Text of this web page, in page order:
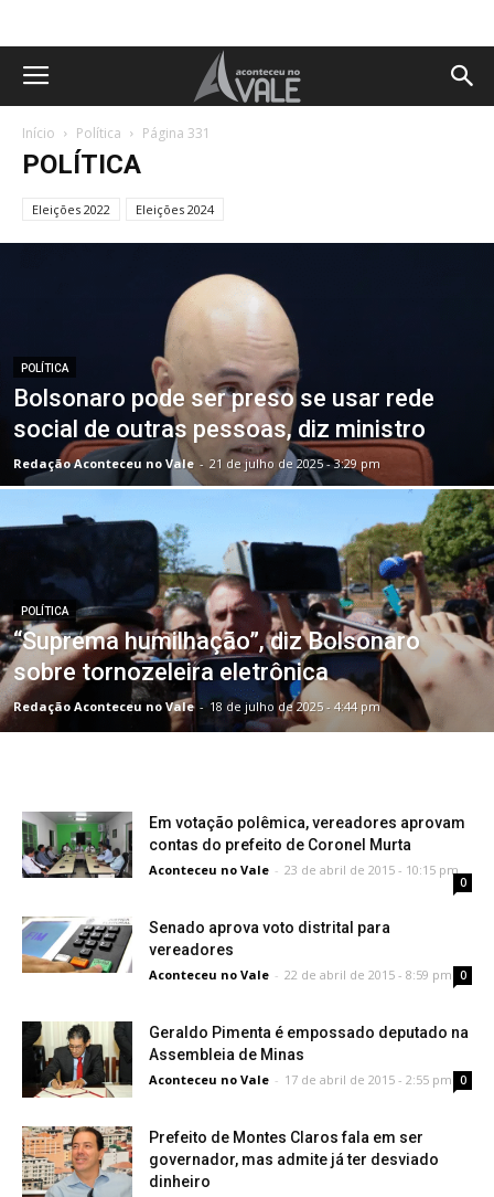
Início Política Página 331
POLÍTICA
Eleições 2022 Eleições 2024
POLÍTICA
Bolsonaro pode ser preso se usar rede
social de outras pessoas, diz ministro
Redação Aconteceu no Vale - 21 de julho de 2025 - 3:29 pm
POLÍTICA
“Suprema humilhação”, diz Bolsonaro
sobre tornozeleira eletrônica
Redação Aconteceu no Vale - 18 de julho de 2025 - 4:44 pm
Em votação polêmica, vereadores aprovam
contas do prefeito de Coronel Murta
Aconteceu no Vale - 23 de abril de 2015 - 10:15 pm
0
Senado aprova voto distrital para
vereadores
Aconteceu no Vale - 22 de abril de 2015 - 8:59 pm 0
Geraldo Pimenta é empossado deputado na
Assembleia de Minas
Aconteceu no Vale - 17 de abril de 2015 - 2:55 pm 0
Prefeito de Montes Claros fala em ser
governador, mas admite já ter desviado
dinheiro